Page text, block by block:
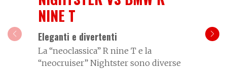
NINE T
Eleganti e divertenti
La “neoclassica” R nine T e la
“neocruiser” Nightster sono diverse